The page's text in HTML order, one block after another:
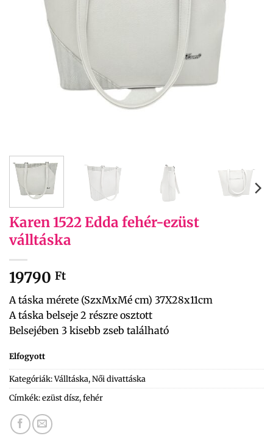
Karen 1522 Edda fehér-ezüst
válltáska
19790 Ft
A táska mérete (SzxMxMé cm) 37X28x11cm
A táska belseje 2 részre osztott
Belsejében 3 kisebb zseb található
Elfogyott
Kategóriák:Válltáska,Női divattáska
Címkék:ezüst dísz,fehér